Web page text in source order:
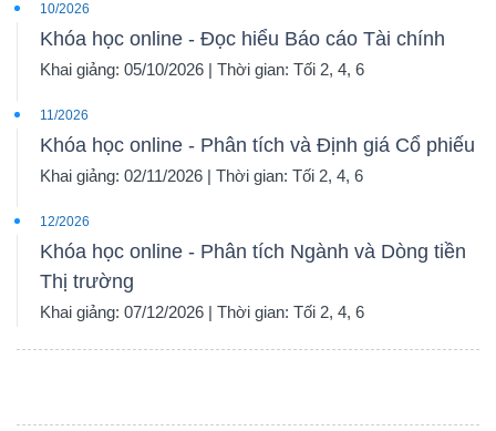
10/2026
Khóa học online - Đọc hiểu Báo cáo Tài chính
Khai giảng: 05/10/2026 | Thời gian: Tối 2, 4, 6
11/2026
Khóa học online - Phân tích và Định giá Cổ phiếu
Khai giảng: 02/11/2026 | Thời gian: Tối 2, 4, 6
12/2026
Khóa học online - Phân tích Ngành và Dòng tiền
Thị trường
Khai giảng: 07/12/2026 | Thời gian: Tối 2, 4, 6